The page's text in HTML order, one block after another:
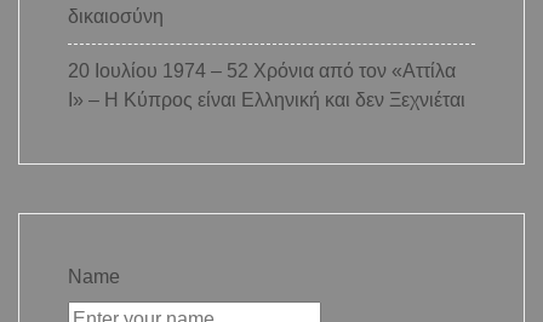
δικαιοσύνη
20 Ιουλίου 1974 – 52 Χρόνια από τον «Αττίλα
Ι» – Η Κύπρος είναι Ελληνική και δεν Ξεχνιέται
Name